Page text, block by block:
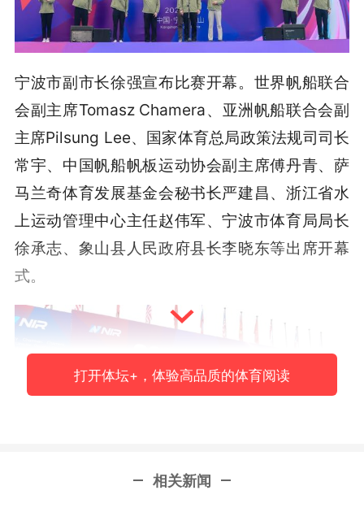
宁波市副市长徐强宣布比赛开幕。世界帆船联合
会副主席Tomasz Chamera、亚洲帆船联合会副
主席Pilsung Lee、国家体育总局政策法规司司长
常宇、中国帆船帆板运动协会副主席傅丹青、萨
马兰奇体育发展基金会秘书长严建昌、浙江省水
上运动管理中心主任赵伟军、宁波市体育局局长
徐承志、象山县人民政府县长李晓东等出席开幕
式。
打开体坛+，体验高品质的体育阅读
相关新闻